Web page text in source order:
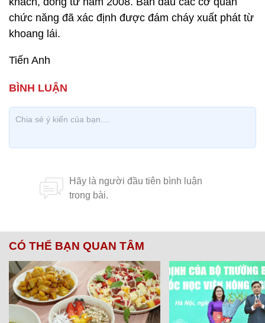
chức năng đã xác định được đám cháy xuất phát từ
khoang lái.
Tiến Anh
CÓ THỂ BẠN QUAN TÂM